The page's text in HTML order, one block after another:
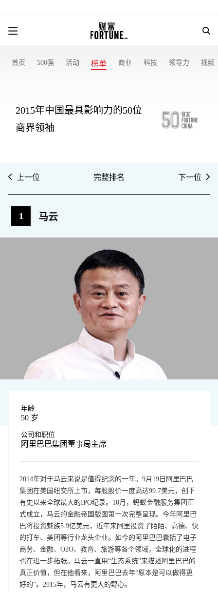
首页 500强 活动 榜单 商业 科技 领导力 视频
2015年中国最具影响力的50位
商界领袖
上一位 完整排名 下一位
1 马云
年龄
50 岁
公司和职位
阿里巴巴集团董事局主席
2014年对于马云来说是值得纪念的一年。9月19日阿里巴巴
集团在美国纽交所上市，每股股价一度高达99.7美元，创下
有史以来全球最大的IPO纪录。10月，蚂蚁金融服务集团正
式成立，马云的金融帝国版图第一次完整呈现。今年阿里巴
巴将投资魅族5.9亿美元，近年来阿里投资了陌陌、高德、快
的打车、美团等行业龙头企业。如今的阿里巴巴囊括了电子
商务、金融、O2O、教育、旅游等各个领域，全球化的进程
也在进一步拓张。马云一直用“生态系统”来描述阿里巴巴的
真正价值，但在他看来，阿里巴巴去年“原本是可以做得更
好的”。2015年，马云有更大的野心。